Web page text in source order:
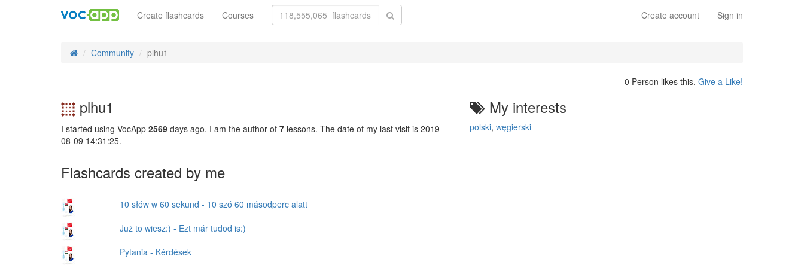
Create account Sign in
Create flashcards Courses
Community plhu1
0 Person likes this. Give a Like!
plhu1
I started using VocApp 2569 days ago. I am the author of 7 lessons. The date of my last visit is 2019-
08-09 14:31:25.
My interests
polski, węgierski
Flashcards created by me
10 słów w 60 sekund - 10 szó 60 másodperc alatt
Już to wiesz:) - Ezt már tudod is:)
Pytania - Kérdések